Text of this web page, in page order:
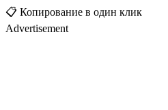
📋 Копирование в один клик
Advertisement